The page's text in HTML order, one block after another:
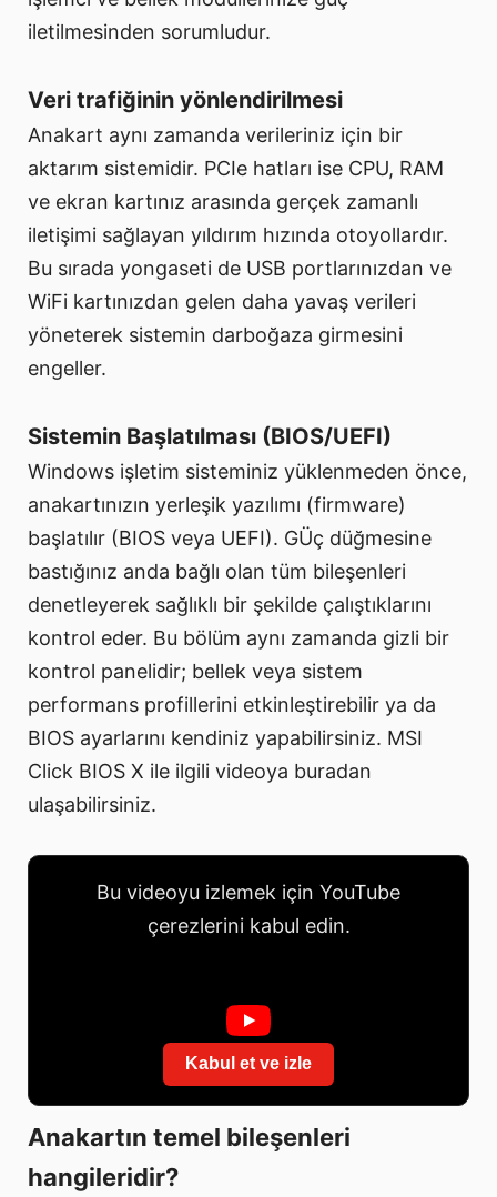
iletilmesinden sorumludur.
Veri trafiğinin yönlendirilmesi
Anakart aynı zamanda verileriniz için bir
aktarım sistemidir. PCIe hatları ise CPU, RAM
ve ekran kartınız arasında gerçek zamanlı
iletişimi sağlayan yıldırım hızında otoyollardır.
Bu sırada yongaseti de USB portlarınızdan ve
WiFi kartınızdan gelen daha yavaş verileri
yöneterek sistemin darboğaza girmesini
engeller.
Sistemin Başlatılması (BIOS/UEFI)
Windows işletim sisteminiz yüklenmeden önce,
anakartınızın yerleşik yazılımı (firmware)
başlatılır (BIOS veya UEFI). GÜç düğmesine
bastığınız anda bağlı olan tüm bileşenleri
denetleyerek sağlıklı bir şekilde çalıştıklarını
kontrol eder. Bu bölüm aynı zamanda gizli bir
kontrol panelidir; bellek veya sistem
performans profillerini etkinleştirebilir ya da
BIOS ayarlarını kendiniz yapabilirsiniz. MSI
Click BIOS X ile ilgili videoya buradan
ulaşabilirsiniz.
Bu videoyu izlemek için YouTube
çerezlerini kabul edin.
Kabul et ve izle
Anakartın temel bileşenleri
hangileridir?